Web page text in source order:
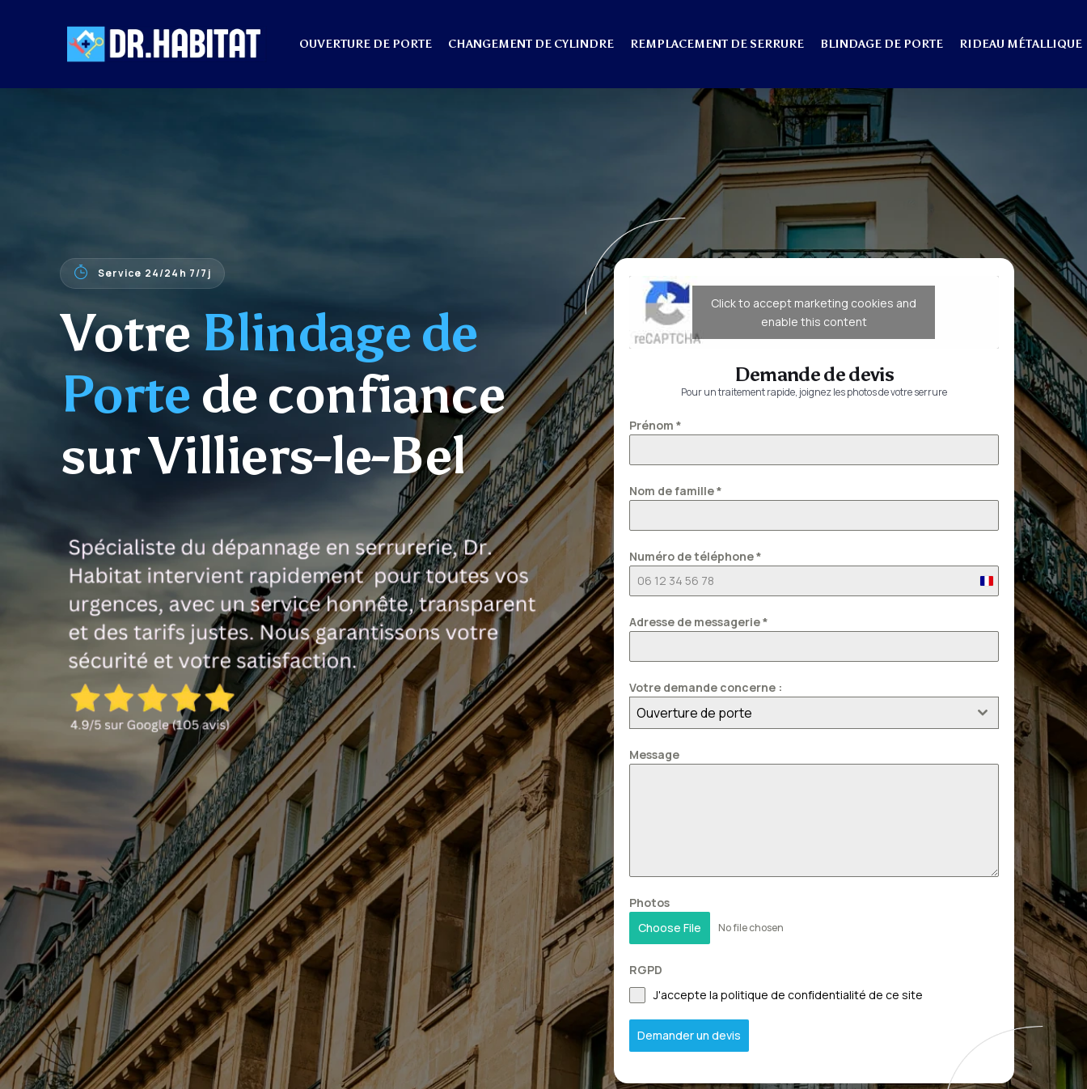
OUVERTURE DE PORTE CHANGEMENT DE CYLINDRE REMPLACEMENT DE SERRURE BLINDAGE DE PORTE RIDEAU MÉTALLIQUE
Service 24/24h 7/7j
Votre Blindage de
Porte de confiance
sur Villiers-le-Bel
Click to accept marketing cookies and
enable this content
Demande de devis
Pour un traitement rapide, joignez les photos de votre serrure
Prénom *
Nom de famille*
Numéro de téléphone*
France
Adresse de messagerie*
Votre demande concerne :
Ouverture de porte
Message
Photos
Choose File
No file chosen
RGPD
J'accepte la politique de confidentialité de ce site
Demander un devis